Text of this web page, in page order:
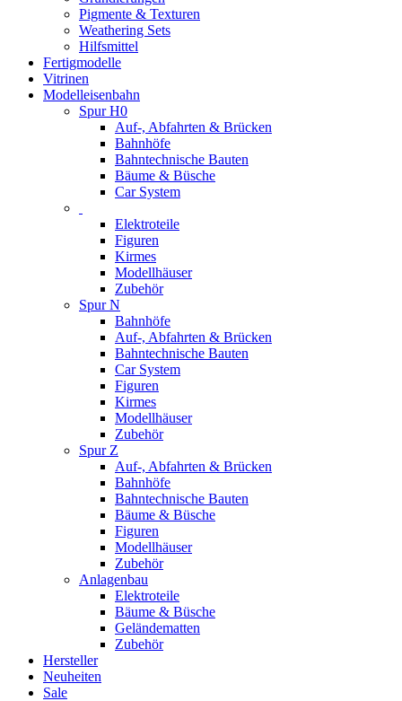
Pigmente & Texturen
Weathering Sets
Hilfsmittel
Fertigmodelle
Vitrinen
Modelleisenbahn
Spur H0
Auf-, Abfahrten & Brücken
Bahnhöfe
Bahntechnische Bauten
Bäume & Büsche
Car System
Elektroteile
Figuren
Kirmes
Modellhäuser
Zubehör
Spur N
Bahnhöfe
Auf-, Abfahrten & Brücken
Bahntechnische Bauten
Car System
Figuren
Kirmes
Modellhäuser
Zubehör
Spur Z
Auf-, Abfahrten & Brücken
Bahnhöfe
Bahntechnische Bauten
Bäume & Büsche
Figuren
Modellhäuser
Zubehör
Anlagenbau
Elektroteile
Bäume & Büsche
Geländematten
Zubehör
Hersteller
Neuheiten
Sale